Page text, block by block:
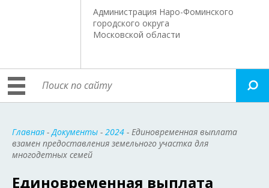
Администрация Наро-Фоминского
городского округа
Московской области
Главная -Документы - 2024 - Единовременная выплата
взамен предоставления земельного участка для
многодетных семей
Единовременная выплата